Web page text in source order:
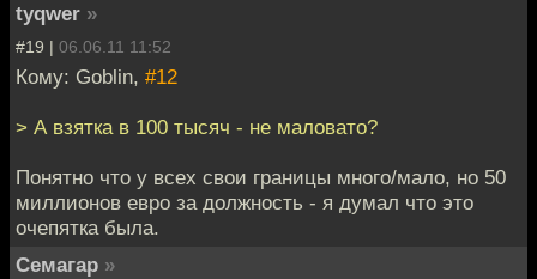
tyqwer »
#19 | 06.06.11 11:52
Кому: Goblin, #12
> А взятка в 100 тысяч - не маловато?
Понятно что у всех свои границы много/мало, но 50
миллионов евро за должность - я думал что это
очепятка была.
Семагар »